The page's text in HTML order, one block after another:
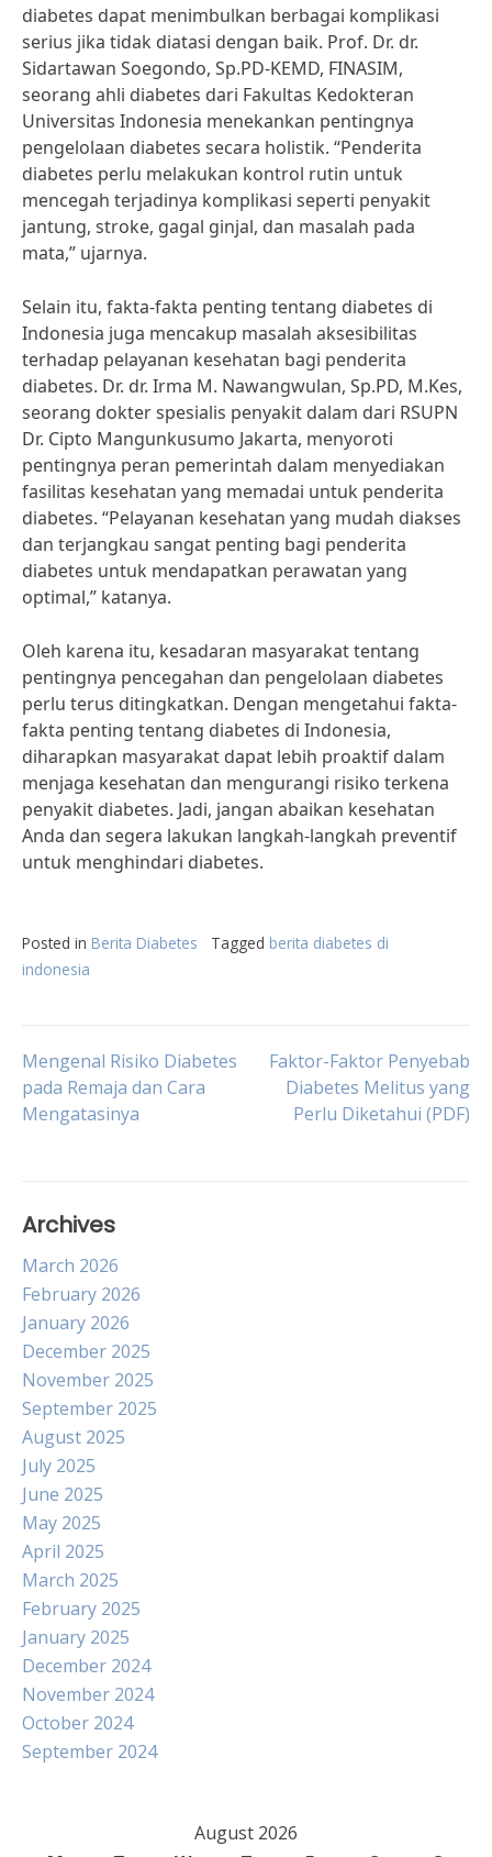
diabetes dapat menimbulkan berbagai komplikasi
serius jika tidak diatasi dengan baik. Prof. Dr. dr.
Sidartawan Soegondo, Sp.PD-KEMD, FINASIM,
seorang ahli diabetes dari Fakultas Kedokteran
Universitas Indonesia menekankan pentingnya
pengelolaan diabetes secara holistik. “Penderita
diabetes perlu melakukan kontrol rutin untuk
mencegah terjadinya komplikasi seperti penyakit
jantung, stroke, gagal ginjal, dan masalah pada
mata,” ujarnya.
Selain itu, fakta-fakta penting tentang diabetes di
Indonesia juga mencakup masalah aksesibilitas
terhadap pelayanan kesehatan bagi penderita
diabetes. Dr. dr. Irma M. Nawangwulan, Sp.PD, M.Kes,
seorang dokter spesialis penyakit dalam dari RSUPN
Dr. Cipto Mangunkusumo Jakarta, menyoroti
pentingnya peran pemerintah dalam menyediakan
fasilitas kesehatan yang memadai untuk penderita
diabetes. “Pelayanan kesehatan yang mudah diakses
dan terjangkau sangat penting bagi penderita
diabetes untuk mendapatkan perawatan yang
optimal,” katanya.
Oleh karena itu, kesadaran masyarakat tentang
pentingnya pencegahan dan pengelolaan diabetes
perlu terus ditingkatkan. Dengan mengetahui fakta-
fakta penting tentang diabetes di Indonesia,
diharapkan masyarakat dapat lebih proaktif dalam
menjaga kesehatan dan mengurangi risiko terkena
penyakit diabetes. Jadi, jangan abaikan kesehatan
Anda dan segera lakukan langkah-langkah preventif
untuk menghindari diabetes.
Posted in Berita Diabetes Tagged berita diabetes di
indonesia
Post
navigation
Mengenal Risiko Diabetes
pada Remaja dan Cara
Mengatasinya
Faktor-Faktor Penyebab
Diabetes Melitus yang
Perlu Diketahui (PDF)
Archives
March 2026
February 2026
January 2026
December 2025
November 2025
September 2025
August 2025
July 2025
June 2025
May 2025
April 2025
March 2025
February 2025
January 2025
December 2024
November 2024
October 2024
September 2024
August 2026